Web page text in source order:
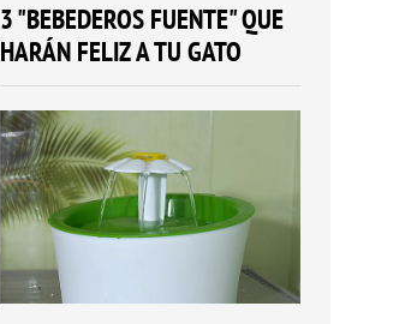
3 "BEBEDEROS FUENTE" QUE
HARÁN FELIZ A TU GATO